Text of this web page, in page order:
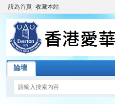
設為首頁 收藏本站
論壇